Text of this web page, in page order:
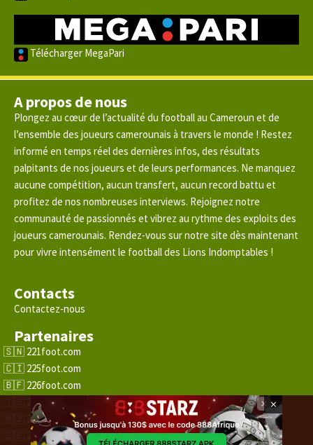
Télécharger MegaPari
A propos de nous
Plongez au cœur de l’actualité du football au Cameroun et de
l’ensemble des joueurs camerounais à travers le monde ! Restez
informé en temps réel des dernières infos, des résultats
palpitants de nos joueurs et de leurs performances. Ne manquez
aucune compétition, aucun transfert, aucun record battu et
profitez de nos nombreuses interviews. Rejoignez notre
communauté de passionnés et vibrez au rythme des exploits des
joueurs camerounais. Rendez-vous sur notre site dès maintenant
pour vivre intensément le football des Lions Indomptables !
Contacts
Contactez-nous
Partenaires
221foot.com
225foot.com
226foot.com
228foot.com
229foot.com
243foot.com
×